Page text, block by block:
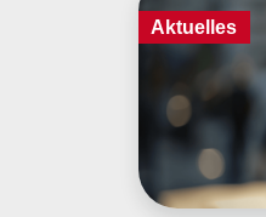
Aktuelles